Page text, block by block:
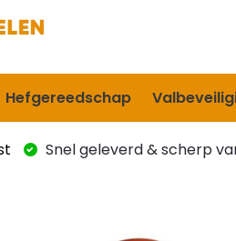
Hefgereedschap
Snel geleverd & scherp